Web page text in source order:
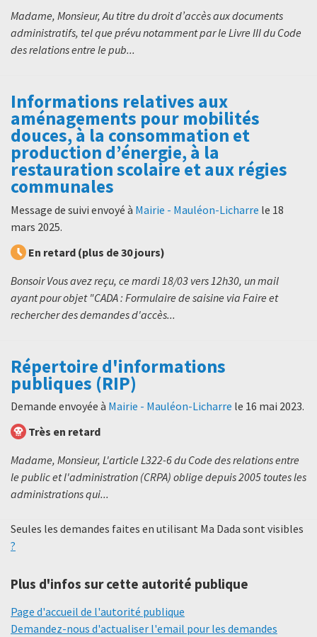
Madame, Monsieur, Au titre du droit d’accès aux documents
administratifs, tel que prévu notamment par le Livre III du Code
des relations entre le pub...
Informations relatives aux
aménagements pour mobilités
douces, à la consommation et
production d’énergie, à la
restauration scolaire et aux régies
communales
Message de suivi envoyé à Mairie - Mauléon-Licharre le 18
mars 2025.
En retard (plus de 30 jours)
Bonsoir Vous avez reçu, ce mardi 18/03 vers 12h30, un mail
ayant pour objet "CADA : Formulaire de saisine via Faire et
rechercher des demandes d'accès...
Répertoire d'informations
publiques (RIP)
Demande envoyée à Mairie - Mauléon-Licharre le 16 mai 2023.
Très en retard
Madame, Monsieur, L'article L322-6 du Code des relations entre
le public et l'administration (CRPA) oblige depuis 2005 toutes les
administrations qui...
Seules les demandes faites en utilisant Ma Dada sont visibles
?
Plus d'infos sur cette autorité publique
Page d'accueil de l'autorité publique
Demandez-nous d'actualiser l'email pour les demandes